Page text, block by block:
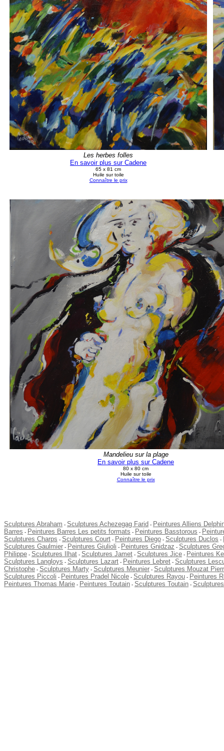
Les herbes folles
En savoir plus sur Cadene
65 x 81 cm
Huile sur toile
Connaître le prix
Mandelieu sur la plage
En savoir plus sur Cadene
80 x 80 cm
Huile sur toile
Connaître le prix
Sculptures Abraham - Sculptures Achezegag Farid - Peintures Alliens
Barres - Peintures Barres Les petits formats - Peintures Basstorous -
Sculptures Charps - Sculptures Court - Peintures Diego - Sculptures Duclos -
Sculptures Gaulmier - Peintures Giulioli - Peintures Gnidzaz - Sculptures
Philippe - Sculptures Ilhat - Sculptures Jamet - Sculptures Jice - Peintures
Sculptures Langloys - Sculptures Lazart - Peintures Lebret - Sculptures
Christophe - Sculptures Marty - Sculptures Meunier - Sculptures Mouzat
Sculptures Piccoli - Peintures Pradel Nicole - Sculptures Rayou - Peintures
Peintures Thomas Marie - Peintures Toutain - Sculptures Toutain -